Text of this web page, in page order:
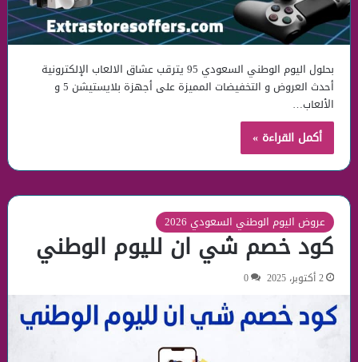
بحلول اليوم الوطني السعودي 95 يترقب عشاق الالعاب الإلكترونية
أحدث العروض و التخفيضات المميزة على أجهزة بلايستيشن 5 و
الألعاب…
أكمل القراءة »
عروض اليوم الوطني السعودي 2026
كود خصم شي ان لليوم الوطني
2 أكتوبر، 2025 0